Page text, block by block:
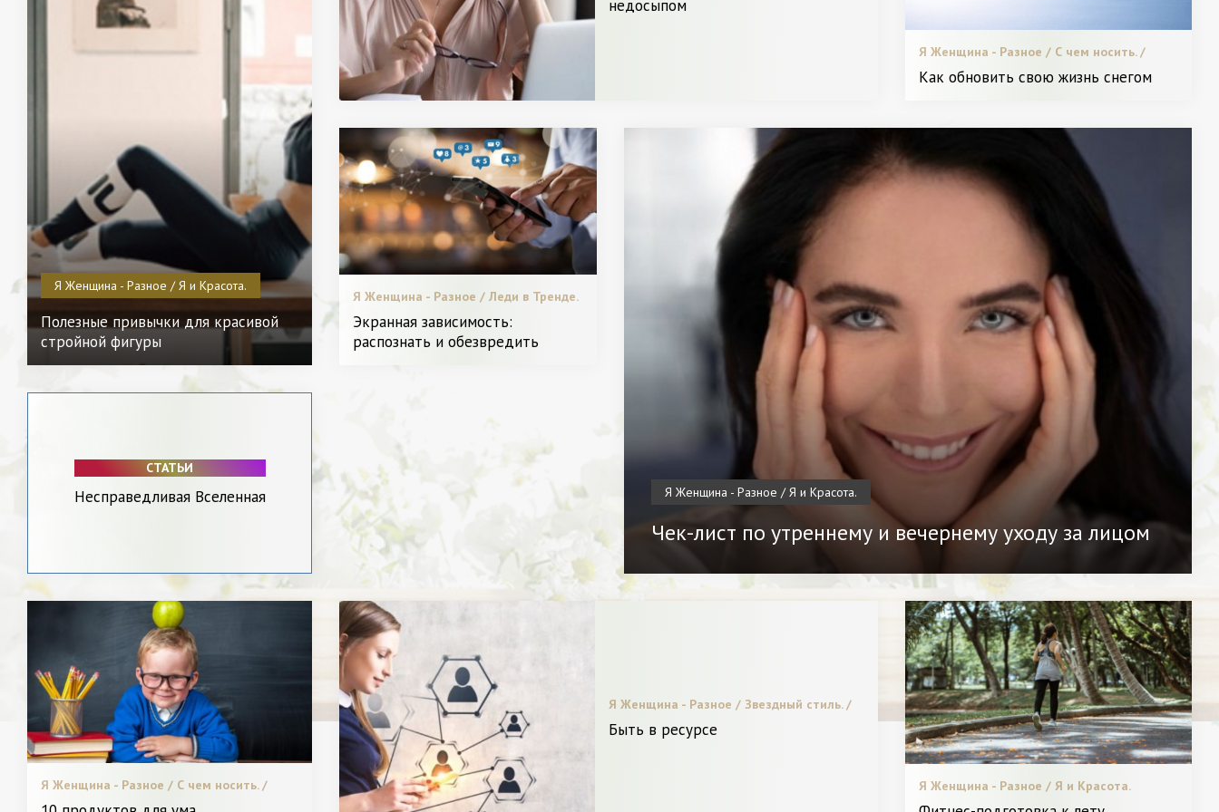
Я Женщина - Разное / Я и Красота.
Полезные привычки для красивой
стройной фигуры
недосыпом
Я Женщина - Разное / С чем носить. /
Пластическая хирургия / Новинки. / Видео.
Как обновить свою жизнь снегом
Я Женщина - Разное / Леди в Тренде.
/ Битва стилистов. / Новинки. / Видео.
/ Мода. / Диета и питание. / Досуг и
хобби.
Экранная зависимость:
распознать и обезвредить
Я Женщина - Разное / Я и Красота.
Чек-лист по утреннему и вечернему уходу за лицом
СТАТЬИ
Несправедливая Вселенная
Я Женщина - Разное / С чем носить. /
Пластическая хирургия / Новинки. /
Я Женщина - Разное / Звездный стиль. /
Пластическая хирургия / Новинки. /
Видео.
Быть в ресурсе
Я Женщина - Разное / Я и Красота.